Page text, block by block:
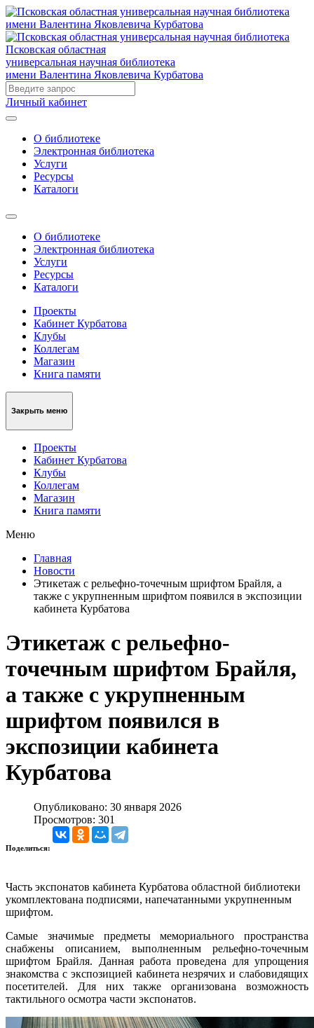
Псковская областная
универсальная научная библиотека
имени Валентина Яковлевича Курбатова
Личный кабинет
О библиотеке
Электронная библиотека
Услуги
Ресурсы
Каталоги
О библиотеке
Электронная библиотека
Услуги
Ресурсы
Каталоги
Проекты
Кабинет Курбатова
Клубы
Коллегам
Магазин
Книга памяти
Закрыть меню
Проекты
Кабинет Курбатова
Клубы
Коллегам
Магазин
Книга памяти
Меню
Главная
Новости
Этикетаж с рельефно-точечным шрифтом Брайля, а
также с укрупненным шрифтом появился в экспозиции
кабинета Курбатова
Этикетаж с рельефно-
точечным шрифтом Брайля,
а также с укрупненным
шрифтом появился в
экспозиции кабинета
Курбатова
Опубликовано: 30 января 2026
Просмотров: 301
Поделиться:
Часть экспонатов кабинета Курбатова областной библиотеки
укомплектована подписями, напечатанными укрупненным
шрифтом.
Самые значимые предметы мемориального пространства
снабжены описанием, выполненным рельефно-точечным
шрифтом Брайля. Данная работа проведена для упрощения
знакомства с экспозицией кабинета незрячих и слабовидящих
посетителей. Для них также организована возможность
тактильного осмотра части экспонатов.